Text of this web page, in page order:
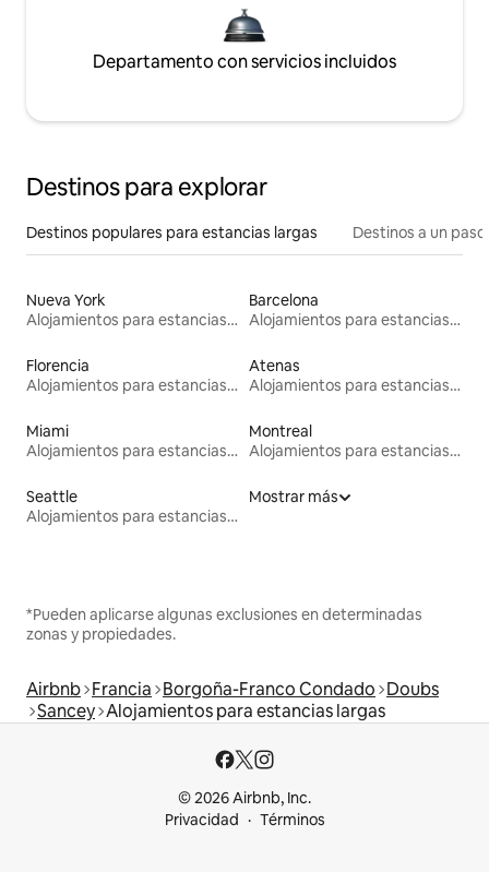
Departamento con servicios incluidos
Destinos para explorar
Destinos populares para estancias largas Destinos a un
Nueva York
Alojamientos para estancias largas
Barcelona
Alojamientos para estancias largas
Florencia
Alojamientos para estancias largas
Atenas
Alojamientos para estancias largas
Miami
Alojamientos para estancias largas
Montreal
Alojamientos para estancias largas
Seattle
Alojamientos para estancias largas
Mostrar más
*Pueden aplicarse algunas exclusiones en determinadas
zonas y propiedades.
Airbnb Francia Borgoña-Franco Condado Doubs
Sancey Alojamientos para estancias largas
© 2026 Airbnb, Inc.
Privacidad
Términos